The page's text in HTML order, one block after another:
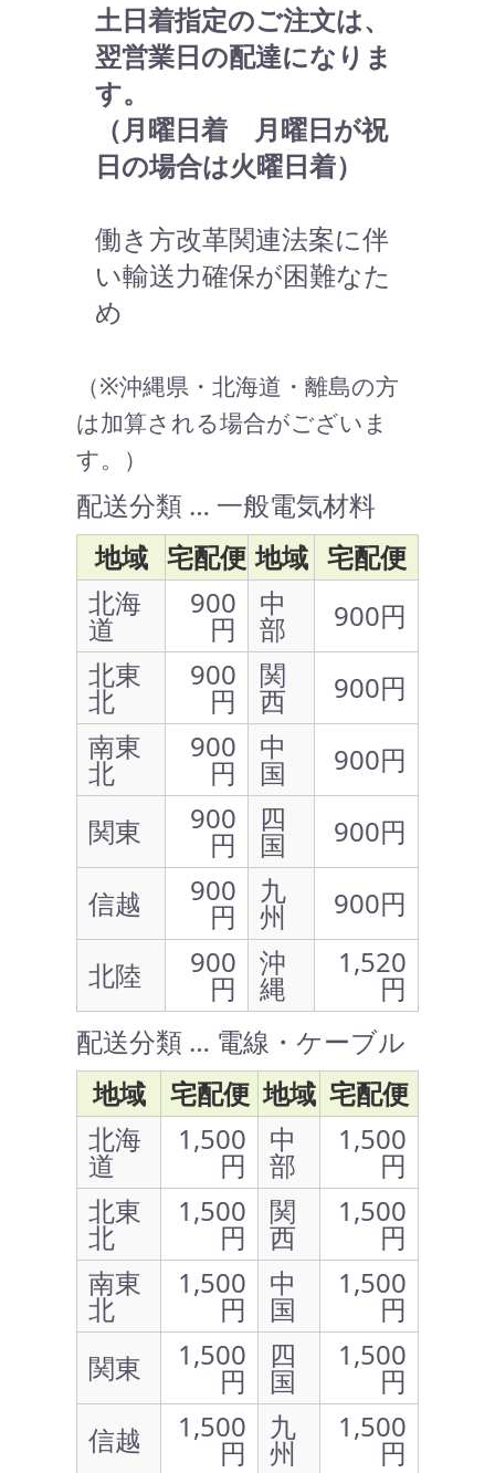
土日着指定のご注文は、
翌営業日の配達になりま
す。
（月曜日着 月曜日が祝
日の場合は火曜日着）
働き方改革関連法案に伴
い輸送力確保が困難なた
め
（※沖縄県・北海道・離島の方
は加算される場合がございま
す。）
配送分類 … 一般電気材料
地域 宅配便 地域 宅配便
北海
道
900
円
中
部
900円
北東
北
900
円
関
西
900円
南東
北
900
円
中
国
900円
関東
900
円
四
国
900円
信越
900
円
九
州
900円
北陸
900
円
沖
縄
1,520
円
配送分類 … 電線・ケーブル
地域
宅配便 地域 宅配便
北海
道
1,500
円
中
部
1,500
円
北東
北
1,500
円
関
西
1,500
円
南東
北
1,500
円
中
国
1,500
円
関東
1,500
円
四
国
1,500
円
信越
1,500
円
九
州
1,500
円